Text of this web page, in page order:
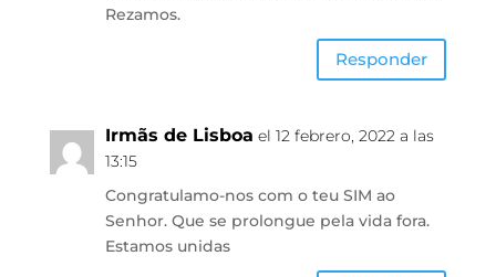
Rezamos.
Responder
Irmãs de Lisboa el 12 febrero, 2022 a las
13:15
Congratulamo-nos com o teu SIM ao
Senhor. Que se prolongue pela vida fora.
Estamos unidas